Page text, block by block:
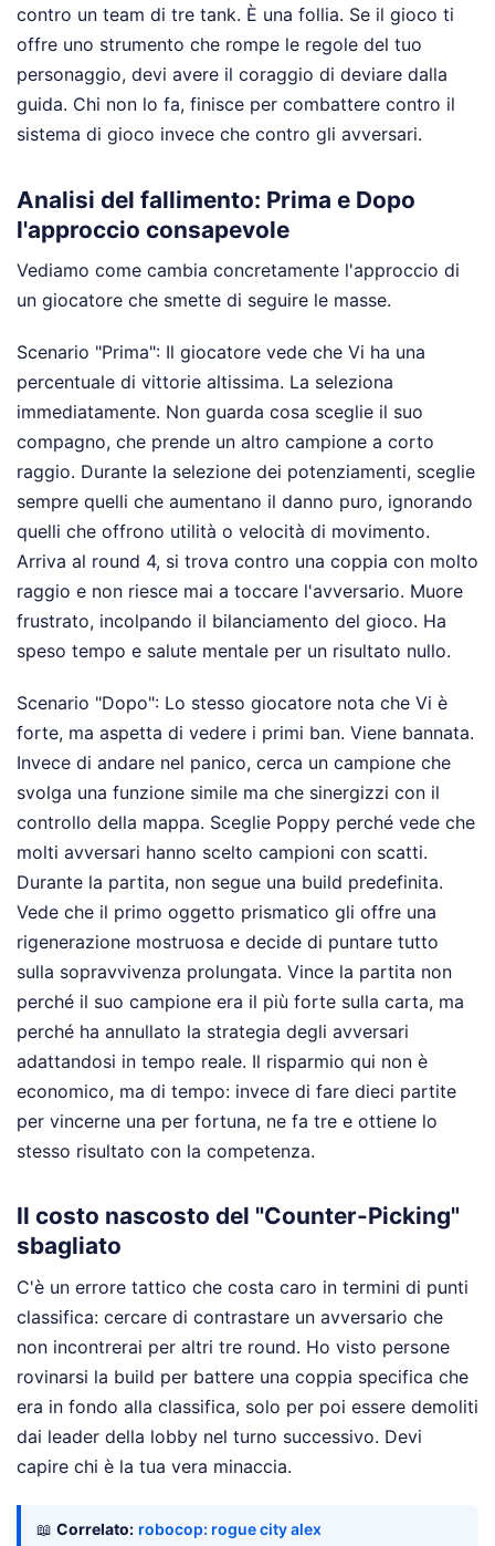
contro un team di tre tank. È una follia. Se il gioco ti
offre uno strumento che rompe le regole del tuo
personaggio, devi avere il coraggio di deviare dalla
guida. Chi non lo fa, finisce per combattere contro il
sistema di gioco invece che contro gli avversari.
Analisi del fallimento: Prima e Dopo
l'approccio consapevole
Vediamo come cambia concretamente l'approccio di
un giocatore che smette di seguire le masse.
Scenario "Prima": Il giocatore vede che Vi ha una
percentuale di vittorie altissima. La seleziona
immediatamente. Non guarda cosa sceglie il suo
compagno, che prende un altro campione a corto
raggio. Durante la selezione dei potenziamenti, sceglie
sempre quelli che aumentano il danno puro, ignorando
quelli che offrono utilità o velocità di movimento.
Arriva al round 4, si trova contro una coppia con molto
raggio e non riesce mai a toccare l'avversario. Muore
frustrato, incolpando il bilanciamento del gioco. Ha
speso tempo e salute mentale per un risultato nullo.
Scenario "Dopo": Lo stesso giocatore nota che Vi è
forte, ma aspetta di vedere i primi ban. Viene bannata.
Invece di andare nel panico, cerca un campione che
svolga una funzione simile ma che sinergizzi con il
controllo della mappa. Sceglie Poppy perché vede che
molti avversari hanno scelto campioni con scatti.
Durante la partita, non segue una build predefinita.
Vede che il primo oggetto prismatico gli offre una
rigenerazione mostruosa e decide di puntare tutto
sulla sopravvivenza prolungata. Vince la partita non
perché il suo campione era il più forte sulla carta, ma
perché ha annullato la strategia degli avversari
adattandosi in tempo reale. Il risparmio qui non è
economico, ma di tempo: invece di fare dieci partite
per vincerne una per fortuna, ne fa tre e ottiene lo
stesso risultato con la competenza.
Il costo nascosto del "Counter-Picking"
sbagliato
C'è un errore tattico che costa caro in termini di punti
classifica: cercare di contrastare un avversario che
non incontrerai per altri tre round. Ho visto persone
rovinarsi la build per battere una coppia specifica che
era in fondo alla classifica, solo per poi essere demoliti
dai leader della lobby nel turno successivo. Devi
capire chi è la tua vera minaccia.
📖 Correlato: robocop: rogue city alex